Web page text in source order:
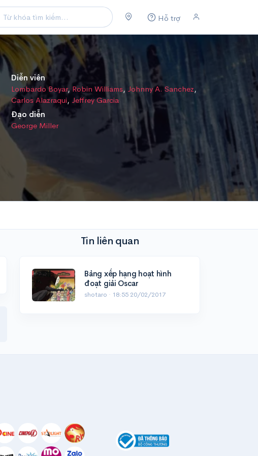
Hỗ trợ
Diễn viên
Lombardo Boyar, Robin Williams, Johnny A. Sanchez,
Carlos Alazraqui, Jeffrey Garcia
Đạo diễn
George Miller
Tin liên quan
Bảng xếp hạng hoạt hình
đoạt giải Oscar
shotaro · 18:55 20/02/2017